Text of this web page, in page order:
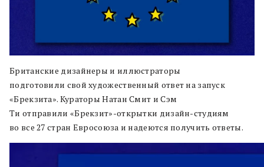
Британские дизайнеры и иллюстраторы
подготовили свой художественный ответ на запуск
«Брекзита». Кураторы Натан Смит и Сэм
Ти отправили «Брекзит»-открытки дизайн-студиям
во все 27 стран Евросоюза и надеются получить ответы.